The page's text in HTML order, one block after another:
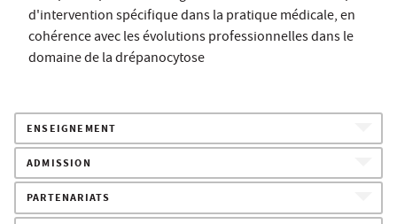
d'intervention spécifique dans la pratique médicale, en
cohérence avec les évolutions professionnelles dans le
domaine de la drépanocytose
ENSEIGNEMENT
ADMISSION
PARTENARIATS